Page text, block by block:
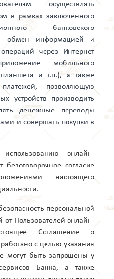
осуществлять
в рамках заключенного
банковского
обмен информацией и
через Интернет
мобильного
планшета и т.п.), а также
позволяющую
устройств производить
денежные переводы
и совершать покупки в
онлайн-
безоговорочное согласие
настоящего
персональной
Пользователей онлайн-
Соглашение о
с целью указания
могут быть запрошены у
Банка, а также